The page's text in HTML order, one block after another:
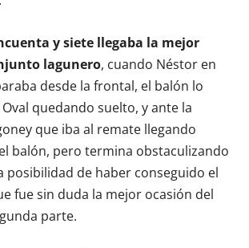
y siete llegaba la mejor
lagunero, cuando Néstor en
desde la frontal, el balón lo
quedando suelto, y ante la
que iba al remate llegando
balón, pero termina obstaculizando
posibilidad de haber conseguido el
fue sin duda la mejor ocasión del
parte.